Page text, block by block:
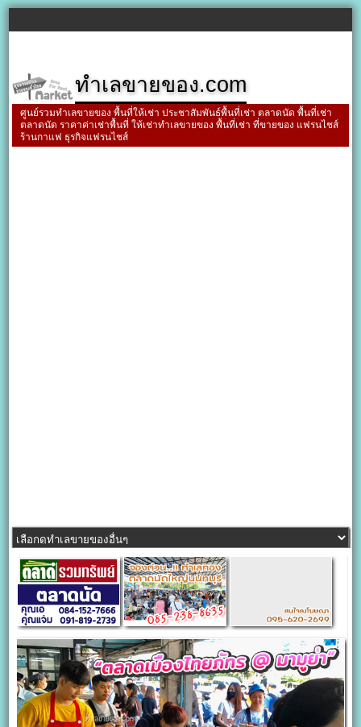
ทำเลขายของ.com
ศูนย์รวมทำเลขายของ พื้นที่ให้เช่า ประชาสัมพันธ์พื้นที่เช่า ตลาดนัด พื้นที่เช่า
ตลาดนัด ราคาค่าเช่าพื้นที่ ให้เช่าทำเลขายของ พื้นที่เช่า ที่ขายของ แฟรนไชส์
ร้านกาแฟ ธุรกิจแฟรนไชส์